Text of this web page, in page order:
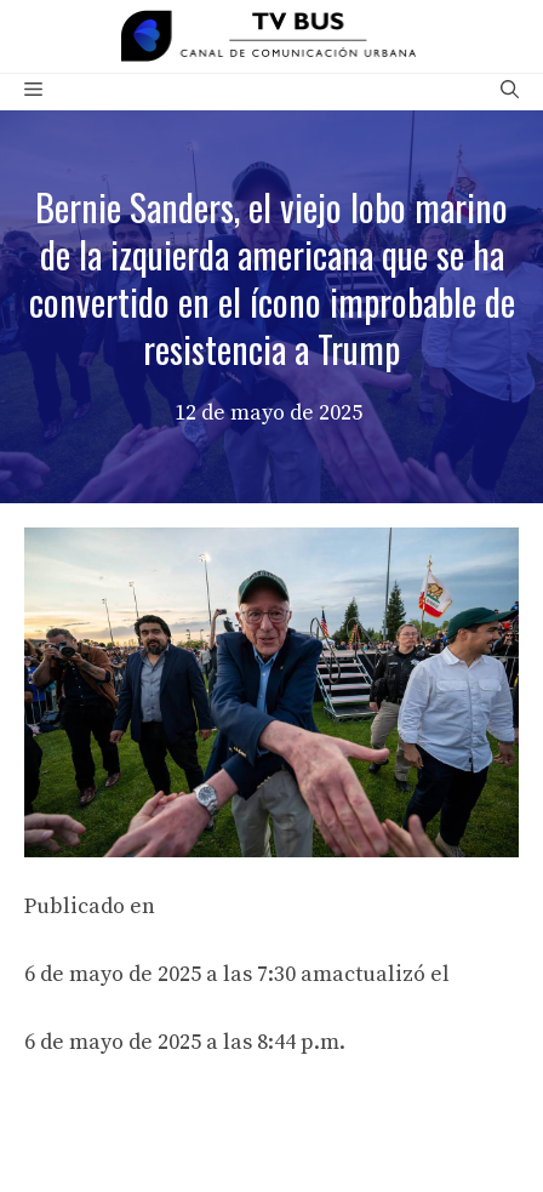
contenido
Menú
Bernie Sanders, el viejo lobo marino
de la izquierda americana que se ha
convertido en el ícono improbable de
resistencia a Trump
12 de mayo de 2025
Publicado en
6 de mayo de 2025 a las 7:30 amactualizó el
6 de mayo de 2025 a las 8:44 p.m.